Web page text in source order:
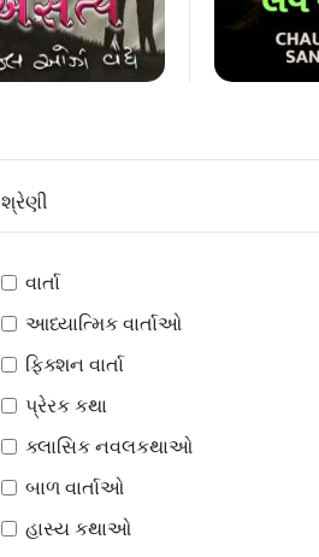
શ્રેણી
વાર્તા
આધ્યાત્મિક વાર્તાઓ
ફિક્શન વાર્તા
પ્રેરક કથા
ક્લાસિક નવલકથાઓ
બાળ વાર્તાઓ
હાસ્ય કથાઓ